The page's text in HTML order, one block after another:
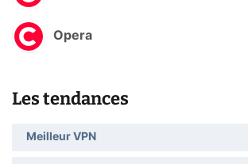
Opera
Les tendances
Meilleur VPN